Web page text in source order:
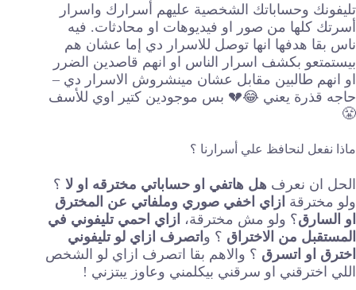
تليفونك وحساباتك الشخصية عليهم أسرارك واسرار
أسرتك كلها من صور او فيديوهات او محادثات. فيه
ناس بقا هدفها انها توصل للاسرار دي إما عشان هم
بيستمتعو بكشف اسرار الناس او انهم قاصدين الضرر
او انهم طالبين مقابل عشان مينشروش الاسرار دي –
حاجه قذرة يعني 😂💔 بس موجودين كتير اوي للأسف
😤
ماذا نفعل لنحافظ علي أسرارنا ؟
الحل ان نعرف هل هاتفي او حساباتي مخترقه او لا ؟
ولو مخترقة ازاي اخفي صوري وملفاتي عن المخترق
او السارق؟ ولو مش مخترقة، ازاي احمي تليفوني في
المستقبل من الاختراق ؟ و اتصرف ازاي لو تليفوني
اخترق او اتسرق ؟ والاهم بقا اتصرف ازاي لو الشخص
اللي اخترقني او سرقني بيكلمني وعاوز يبتزني !